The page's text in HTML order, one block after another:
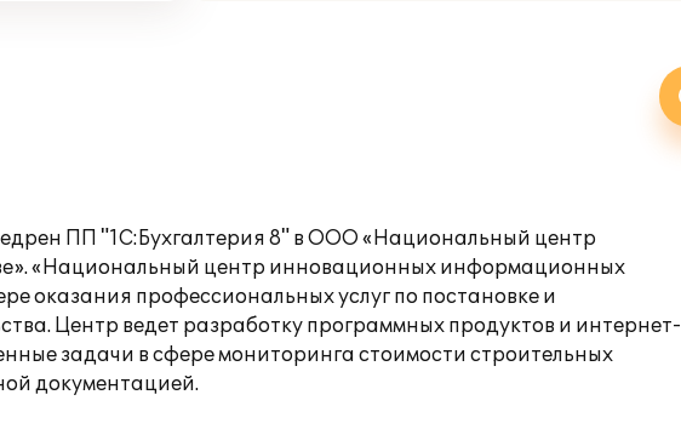
ПП "1С:Бухгалтерия 8" в ООО «Национальный центр
«Национальный центр инновационных информационных
оказания профессиональных услуг по постановке и
Центр ведет разработку программных продуктов и интернет-
задачи в сфере мониторинга стоимости строительных
документацией.